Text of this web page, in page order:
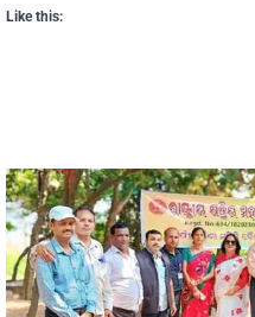
Like this: